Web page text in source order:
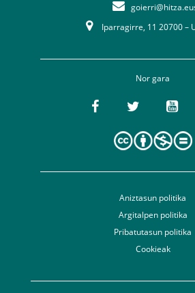
Iparragirre, 11 20700 –
Nor gara
Aniztasun politika
Argitalpen politika
Pribatutasun politika
Cookieak